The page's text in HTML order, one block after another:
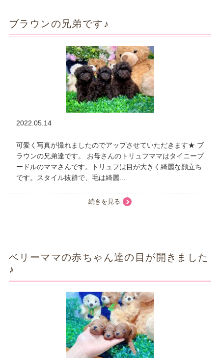
ブラウンの兄弟です♪
2022.05.14
可愛く写真が撮れましたのでアップさせていただきます★ ブ
ラウンの兄弟達です。 お母さんのトリュフママはタイニープ
ードルのママさんです。トリュフは目が大きく綺麗な顔立ち
です。スタイル抜群で、毛は綺麗...
続きを見る
ベリーママの赤ちゃん達の目が開きました
♪